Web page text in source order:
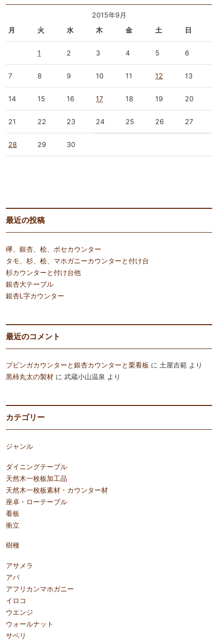
2015年9月
月
火 水 木 金 土 日
1 2 3 4 5 6
7 8 9 10 11 12 13
14 15 16 17 18 19 20
21 22 23 24 25 26 27
28 29 30
最近の投稿
欅、銀杏、桧、ボセカウンター
タモ、杉、桧、マホガニーカウンターと付け台
杉カウンターと付け台他
銀杏大テーブル
銀杏L字カウンター
最近のコメント
ブビンガカウンターと銀杏カウンターと栗看板 に 土屋吉範 より
黒柿丸太の製材 に 武蔵小山温泉 より
カテゴリー
ジャンル
ダイニングテーブル
天然木一枚板加工品
天然木一枚板素材・カウンター材
座卓・ローテーブル
看板
衝立
樹種
アサメラ
アパ
アフリカンマホガニー
イロコ
ウエンジ
ウォールナット
サペリ